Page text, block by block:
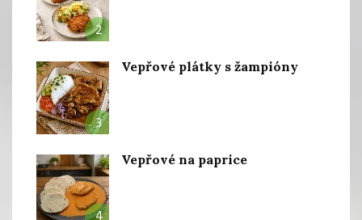
2
3
Vepřové plátky s žampióny
Vepřové na paprice